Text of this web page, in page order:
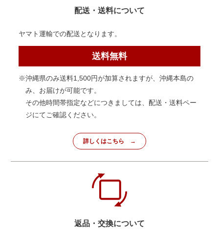
配送・送料について
ヤマト運輸での配送となります。
送料無料
※沖縄県のみ送料1,500円が加算されますが、沖縄本島の
み、お届けが可能です。
その他時間帯指定などにつきましては、配送・送料ペー
ジにてご確認ください。
詳しくはこちら
返品・交換について